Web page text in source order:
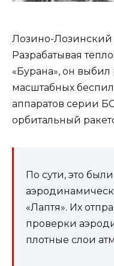
Лозино-Лозинский
Разрабатывая
«Бурана», он
масштабных
аппаратов серии
орбитальный
По сути, это
«Лаптя». Их
проверки
плотные слои